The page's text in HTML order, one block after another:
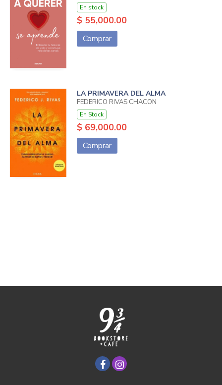
En stock
$ 55,000.00
Comprar
LA PRIMAVERA DEL ALMA
FEDERICO RIVAS CHACON
En Stock
$ 69,000.00
Comprar